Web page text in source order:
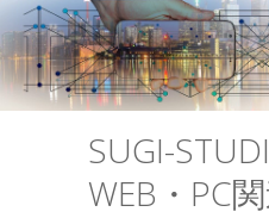
SUGI-
WEB・PC